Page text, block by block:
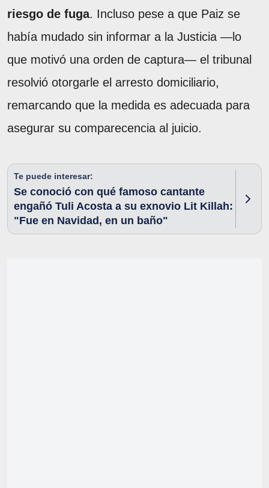
riesgo de fuga. Incluso pese a que Paiz se
había mudado sin informar a la Justicia —lo
que motivó una orden de captura— el tribunal
resolvió otorgarle el arresto domiciliario,
remarcando que la medida es adecuada para
asegurar su comparecencia al juicio.
Te puede interesar:
Se conoció con qué famoso cantante
engañó Tuli Acosta a su exnovio Lit Killah:
"Fue en Navidad, en un baño"